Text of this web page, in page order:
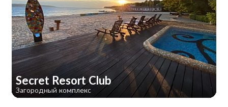
Secret Resort Club
Загородный комплекс